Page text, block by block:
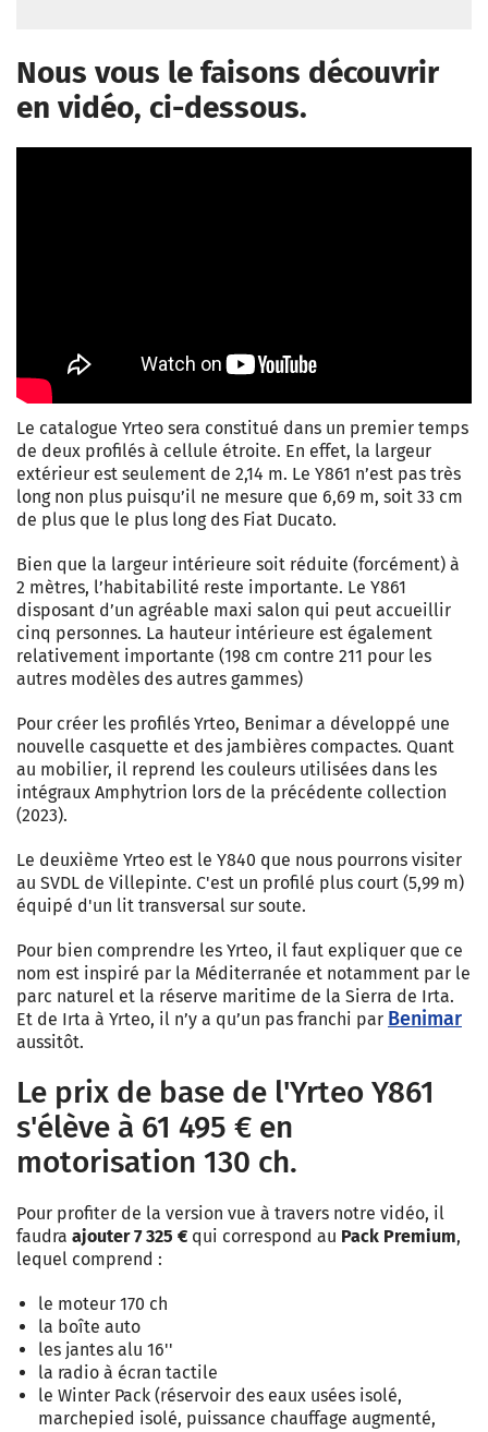
Nous vous le faisons découvrir
en vidéo, ci-dessous.
Le catalogue Yrteo sera constitué dans un premier temps
de deux profilés à cellule étroite. En effet, la largeur
extérieur est seulement de 2,14 m. Le Y861 n’est pas très
long non plus puisqu’il ne mesure que 6,69 m, soit 33 cm
de plus que le plus long des Fiat Ducato.
Bien que la largeur intérieure soit réduite (forcément) à
2 mètres, l’habitabilité reste importante. Le Y861
disposant d’un agréable maxi salon qui peut accueillir
cinq personnes. La hauteur intérieure est également
relativement importante (198 cm contre 211 pour les
autres modèles des autres gammes)
Pour créer les profilés Yrteo, Benimar a développé une
nouvelle casquette et des jambières compactes. Quant
au mobilier, il reprend les couleurs utilisées dans les
intégraux Amphytrion lors de la précédente collection
(2023).
Le deuxième Yrteo est le Y840 que nous pourrons visiter
au SVDL de Villepinte. C'est un profilé plus court (5,99 m)
équipé d'un lit transversal sur soute.
Pour bien comprendre les Yrteo, il faut expliquer que ce
nom est inspiré par la Méditerranée et notamment par le
parc naturel et la réserve maritime de la Sierra de Irta.
Et de Irta à Yrteo, il n’y a qu’un pas franchi par Benimar
aussitôt.
Le prix de base de l'Yrteo Y861
s'élève à 61 495 € en
motorisation 130 ch.
Pour profiter de la version vue à travers notre vidéo, il
faudra ajouter 7 325 € qui correspond au Pack Premium,
lequel comprend :
le moteur 170 ch
la boîte auto
les jantes alu 16''
la radio à écran tactile
le Winter Pack (réservoir des eaux usées isolé,
marchepied isolé, puissance chauffage augmenté,